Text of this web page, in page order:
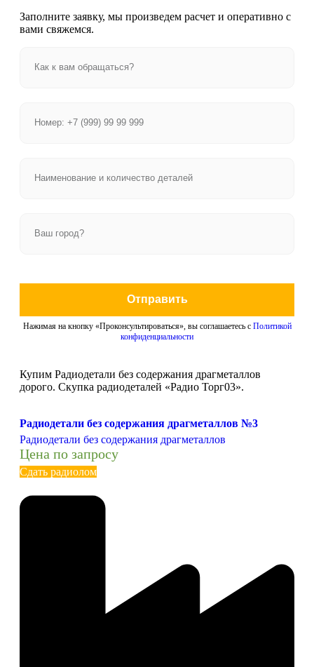
Заполните заявку, мы произведем расчет и оперативно с
вами свяжемся.
Отправить
Нажимая на кнопку «Проконсультироваться», вы соглашаетесь с Политикой
конфиденциальности
Купим Радиодетали без содержания драгметаллов
дорого. Скупка радиодеталей «Радио Торг03».
Радиодетали без содержания драгметаллов №3
Радиодетали без содержания драгметаллов
Цена по запросу
Сдать радиолом